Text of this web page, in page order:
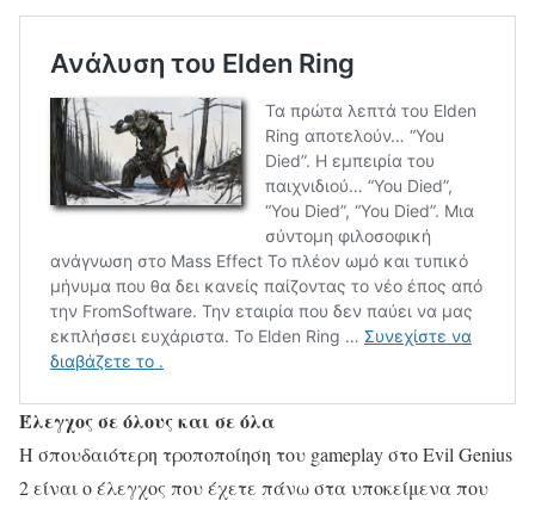
Έλεγχος σε όλους και σε όλα
Η σπουδαιότερη τροποποίηση του gameplay στο Evil Genius
2 είναι ο έλεγχος που έχετε πάνω στα υποκείμενα που